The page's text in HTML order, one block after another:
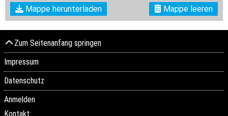
Mappe herunterladen Mappe leeren
Zum Seitenanfang springen
Impressum
Datenschutz
Anmelden
Kontakt: